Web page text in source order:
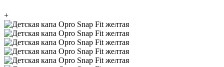
+